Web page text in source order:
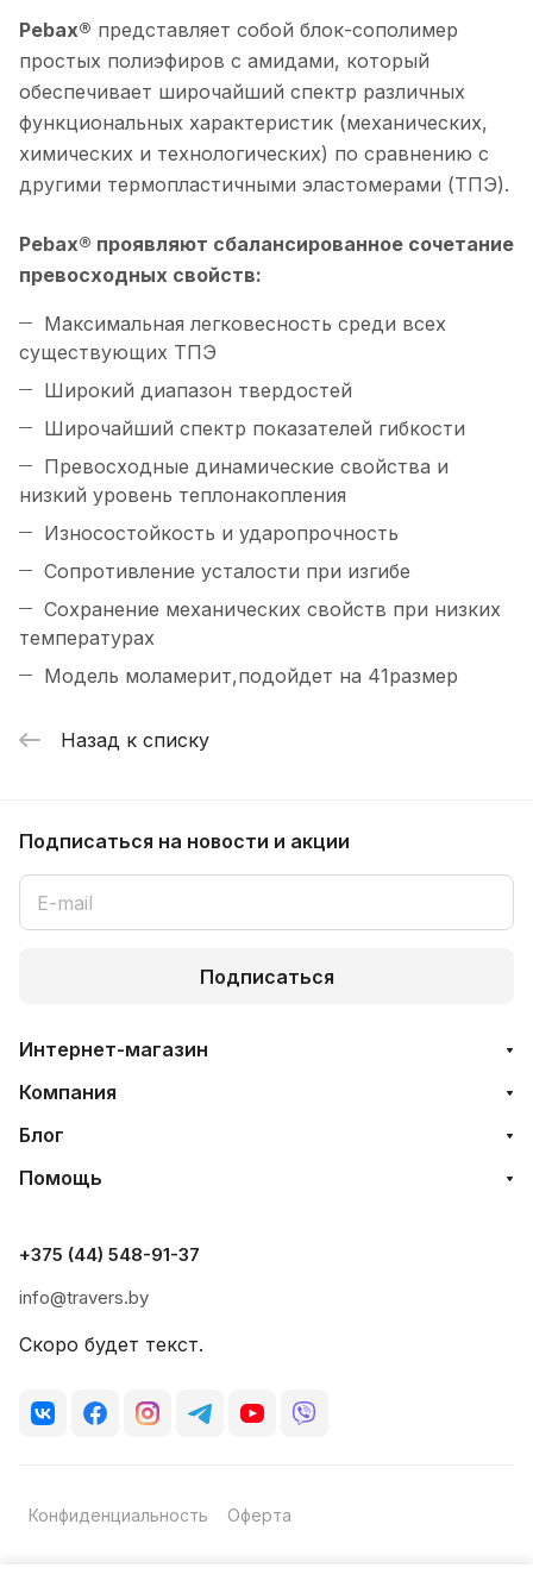
Pebax® представляет собой блок-сополимер
простых полиэфиров с амидами, который
обеспечивает широчайший спектр различных
функциональных характеристик (механических,
химических и технологических) по сравнению с
другими термопластичными эластомерами (ТПЭ).
Pebax® проявляют сбалансированное сочетание
превосходных свойств:
Максимальная легковесность среди всех
существующих ТПЭ
Широкий диапазон твердостей
Широчайший спектр показателей гибкости
Превосходные динамические свойства и
низкий уровень теплонакопления
Износостойкость и ударопрочность
Сопротивление усталости при изгибе
Сохранение механических свойств при низких
температурах
Модель моламерит,подойдет на 41размер
Назад к списку
Подписаться на новости и акции
Подписаться
Интернет-магазин
Компания
Блог
Помощь
+375 (44) 548-91-37
info@travers.by
Скоро будет текст.
Конфиденциальность Оферта